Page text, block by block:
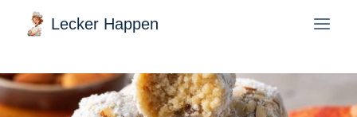
Zum
Inhalt
springen
Lecker Happen